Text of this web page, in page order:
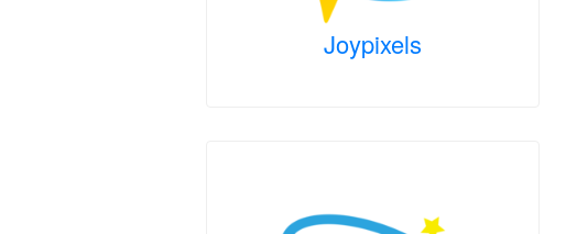
Joypixels